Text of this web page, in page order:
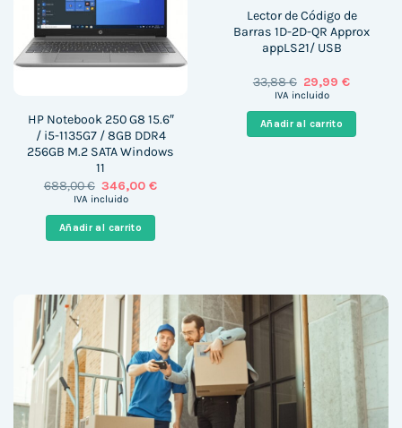
HP Notebook 250 G8 15.6″
/ i5-1135G7 / 8GB DDR4
256GB M.2 SATA Windows
11
688,00€ El
precio
era:
688,00 €.
346,00€El
IVA incluido
Añadir al carrito
Lector de Código de
Barras 1D-2D-QR Approx
appLS21/ USB
33,88€ El
precio
era:
33,88 €.
29,99€El
es:
29,99 €.
IVA incluido
Añadir al carrito